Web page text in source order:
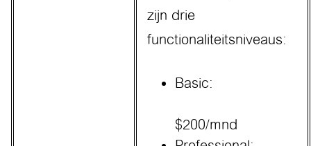
zijn drie
functionaliteitsniveaus:
Basic:
$200/mnd